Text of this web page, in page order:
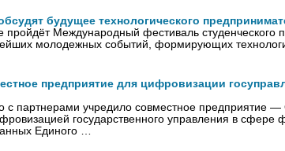
будущее технологического
пройдёт Международный фестиваль студенческого
молодежных событий, формирующих
предприятие для цифровизации
с партнерами учредило совместное предприятие
государственного управления в сфере
Единого …